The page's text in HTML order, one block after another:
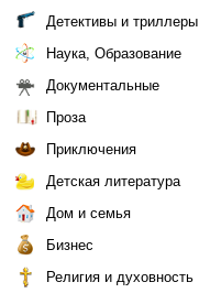
Детективы и триллеры
Наука, Образование
Документальные
Проза
Приключения
Детская литература
Дом и семья
Бизнес
Религия и духовность